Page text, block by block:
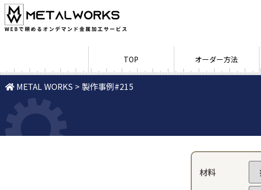
TOP オーダー方法
METAL WORKS > 製作事例#215
材料